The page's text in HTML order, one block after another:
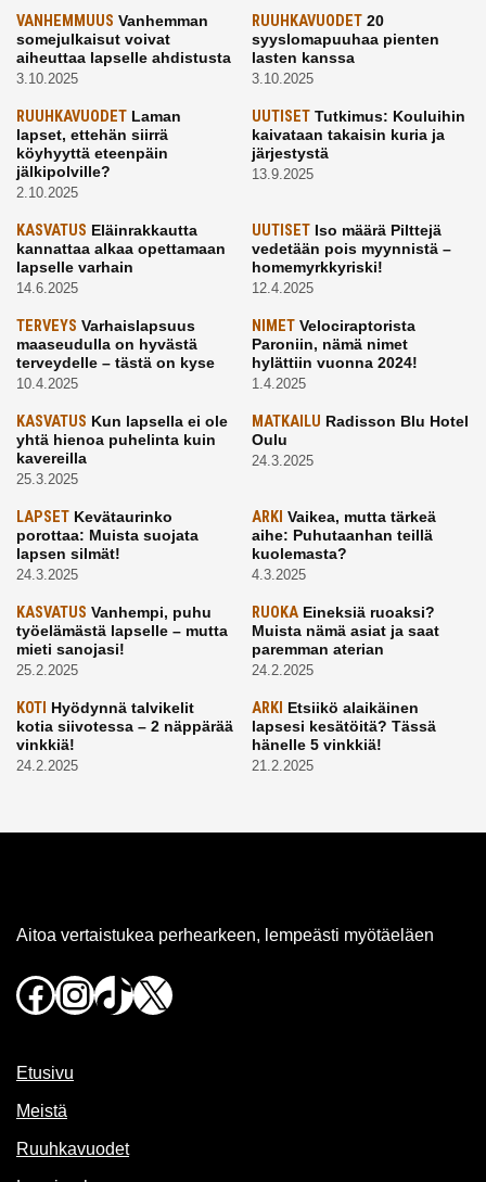
VANHEMMUUS Vanhemman
somejulkaisut voivat
aiheuttaa lapselle ahdistusta
3.10.2025
RUUHKAVUODET20
syyslomapuuhaa pienten
lasten kanssa
3.10.2025
RUUHKAVUODET Laman
lapset, ettehän siirrä
köyhyyttä eteenpäin
jälkipolville?
2.10.2025
UUTISETTutkimus: Kouluihin
kaivataan takaisin kuria ja
järjestystä
13.9.2025
KASVATUS Eläinrakkautta
kannattaa alkaa opettamaan
lapselle varhain
14.6.2025
UUTISETIso määrä Pilttejä
vedetään pois myynnistä –
homemyrkkyriski!
12.4.2025
TERVEYS Varhaislapsuus
maaseudulla on hyvästä
terveydelle – tästä on kyse
10.4.2025
NIMETVelociraptorista
Paroniin, nämä nimet
hylättiin vuonna 2024!
1.4.2025
KASVATUS Kun lapsella ei ole
yhtä hienoa puhelinta kuin
kavereilla
25.3.2025
MATKAILU Radisson Blu Hotel
Oulu
24.3.2025
LAPSET Kevätaurinko
porottaa: Muista suojata
lapsen silmät!
24.3.2025
ARKI Vaikea, mutta tärkeä
aihe: Puhutaanhan teillä
kuolemasta?
4.3.2025
KASVATUS Vanhempi, puhu
työelämästä lapselle – mutta
mieti sanojasi!
25.2.2025
RUOKAEineksiä ruoaksi?
Muista nämä asiat ja saat
paremman aterian
24.2.2025
KOTI Hyödynnä talvikelit
kotia siivotessa – 2 näppärää
vinkkiä!
24.2.2025
ARKI Etsiikö alaikäinen
lapsesi kesätöitä? Tässä
hänelle 5 vinkkiä!
21.2.2025
Aitoa vertaistukea perhearkeen, lempeästi myötäeläen
Facebook
Instagram
TikTok
X
Etusivu
Meistä
Ruuhkavuodet